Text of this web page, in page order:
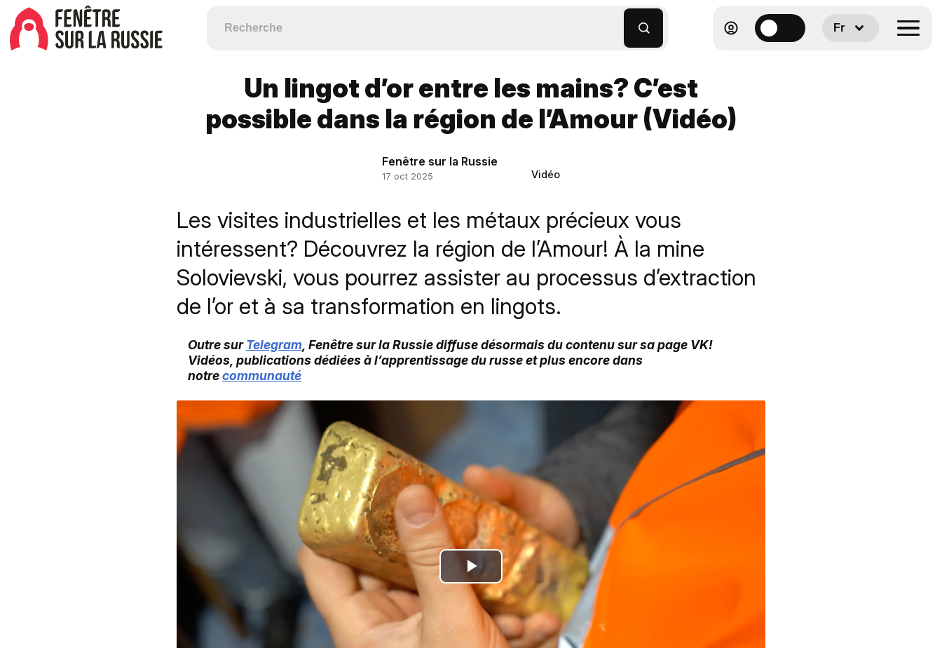
Fr
Un lingot d’or entre les mains? C’est
possible dans la région de l’Amour (Vidéo)
Fenêtre sur la Russie
17 oct 2025 Vidéo
Les visites industrielles et les métaux précieux vous
intéressent? Découvrez la région de l’Amour! À la mine
Solovievski, vous pourrez assister au processus d’extraction
de l’or et à sa transformation en lingots.
Outre surTelegram , Fenêtre sur la Russie diffuse désormais du contenu sur sa page VK!
Vidéos, publications dédiées à l’apprentissage du russe et plus encore dans
notrecommunauté
Play
Video